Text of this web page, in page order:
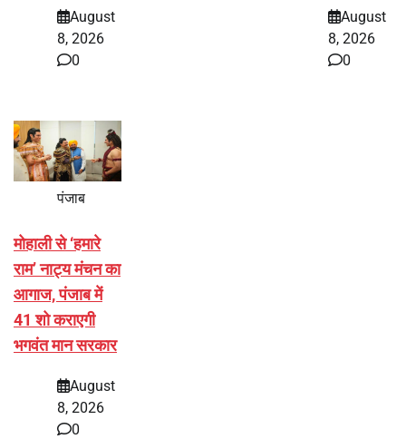
August
8, 2026
0
August
8, 2026
0
पंजाब
मोहाली से ‘हमारे
राम’ नाट्य मंचन का
आगाज, पंजाब में
41 शो कराएगी
भगवंत मान सरकार
August
8, 2026
0